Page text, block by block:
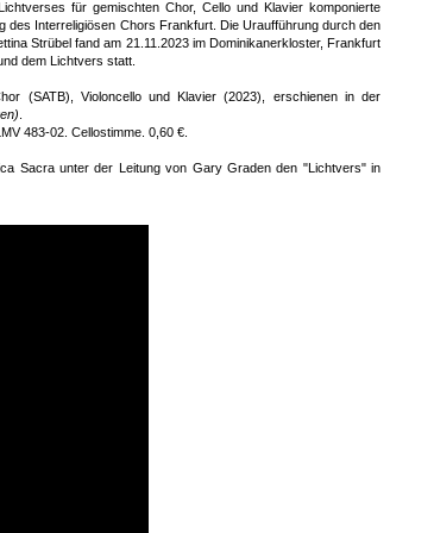
für gemischten Chor, Cello und Klavier komponierte
des Interreligiösen Chors Frankfurt. Die Uraufführung durch den
Strübel fand am 21.11.2023 im Dominikanerkloster, Frankfurt
dem Lichtvers statt.
(SATB), Violoncello und Klavier (2023), erschienen in der
483-02. Cellostimme. 0,60 €.
Sacra unter der Leitung von Gary Graden den "Lichtvers" in